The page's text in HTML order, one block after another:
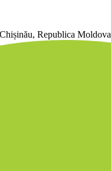
Republica Moldova